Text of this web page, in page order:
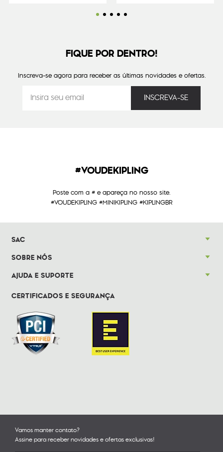
FIQUE POR DENTRO!
Inscreva-se agora para receber as últimas novidades e ofertas.
#VOUDEKIPLING
Poste com a # e apareça no nosso site.
#VOUDEKIPLING #MINIKIPLING #KIPLINGBR
SAC
SOBRE NÓS
AJUDA E SUPORTE
CERTIFICADOS E SEGURANÇA
Vamos manter contato?
Assine para receber novidades e ofertas exclusivas!